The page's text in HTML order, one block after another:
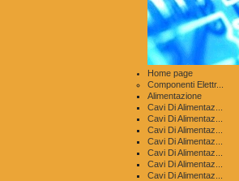
Home page
Componenti Elettr...
Alimentazione
Cavi Di Alimentaz...
Cavi Di Alimentaz...
Cavi Di Alimentaz...
Cavi Di Alimentaz...
Cavi Di Alimentaz...
Cavi Di Alimentaz...
Cavi Di Alimentaz...